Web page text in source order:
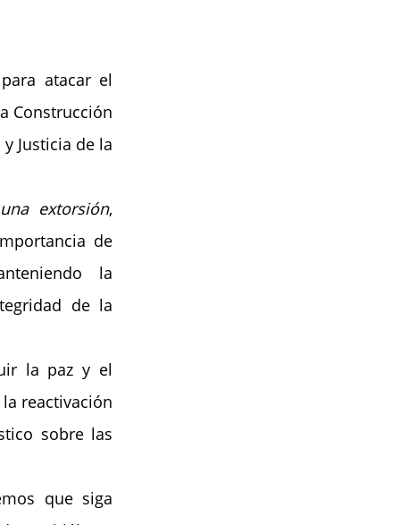
atacar el
Construcción
Justicia de la
extorsión,
de
la
de la
la paz y el
reactivación
sobre las
que siga